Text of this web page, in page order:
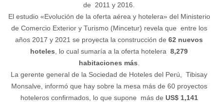
de 2011 y 2016.
El estudio «Evolución de la oferta aérea y hotelera» del Ministerio
de Comercio Exterior y Turismo (Mincetur) revela que entre los
años 2017 y 2021 se proyecta la construcción de 62 nuevos
hoteles , lo cual sumaría a la oferta hotelera 8,279
habitaciones más
La gerente general de la Sociedad de Hoteles del Perú, Tibisay
Monsalve, informó que hay sobre la mesa más de 60 proyectos
hoteleros confirmados, lo que supone más de US$ 1,141